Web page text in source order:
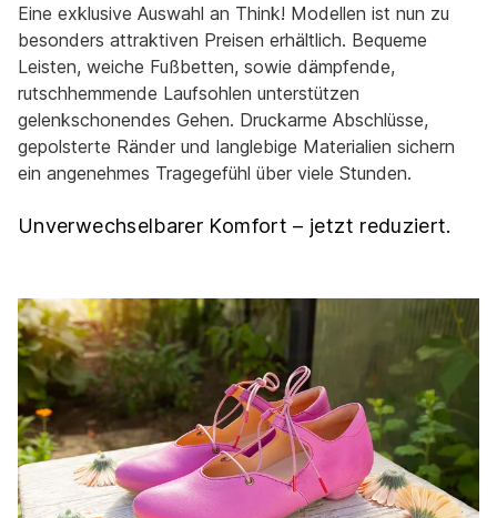
Eine exklusive Auswahl an Think! Modellen ist nun zu
besonders attraktiven Preisen erhältlich. Bequeme
Leisten, weiche Fußbetten, sowie dämpfende,
rutschhemmende Laufsohlen unterstützen
gelenkschonendes Gehen. Druckarme Abschlüsse,
gepolsterte Ränder und langlebige Materialien sichern
ein angenehmes Tragegefühl über viele Stunden.
Unverwechselbarer Komfort – jetzt reduziert.